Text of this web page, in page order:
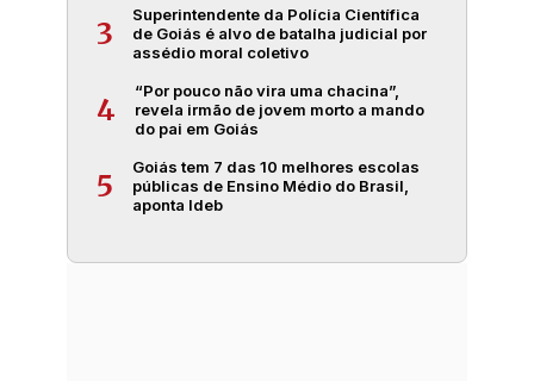
3
Superintendente da Polícia Científica
de Goiás é alvo de batalha judicial por
assédio moral coletivo
4
“Por pouco não vira uma chacina”,
revela irmão de jovem morto a mando
do pai em Goiás
5
Goiás tem 7 das 10 melhores escolas
públicas de Ensino Médio do Brasil,
aponta Ideb